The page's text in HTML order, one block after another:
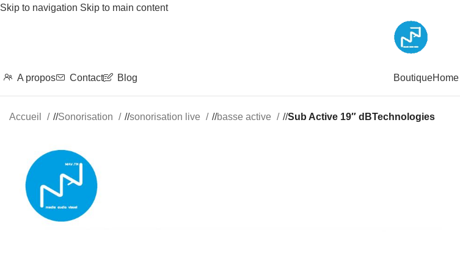
Skip to navigation Skip to main content
A propos Contact Blog BoutiqueHome
Accueil / Sonorisation / sonorisation live / basse active / Sub Active 19″ dBTechnologies